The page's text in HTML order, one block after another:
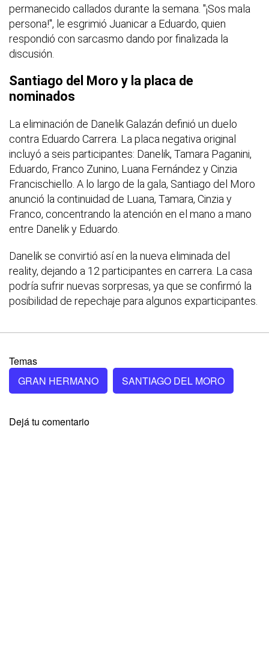
permanecido callados durante la semana. "¡Sos mala
persona!", le esgrimió Juanicar a Eduardo, quien
respondió con sarcasmo dando por finalizada la
discusión.
Santiago del Moro y la placa de
nominados
La eliminación de Danelik Galazán definió un duelo
contra Eduardo Carrera. La placa negativa original
incluyó a seis participantes: Danelik, Tamara Paganini,
Eduardo, Franco Zunino, Luana Fernández y Cinzia
Francischiello. A lo largo de la gala, Santiago del Moro
anunció la continuidad de Luana, Tamara, Cinzia y
Franco, concentrando la atención en el mano a mano
entre Danelik y Eduardo.
Danelik se convirtió así en la nueva eliminada del
reality, dejando a 12 participantes en carrera. La casa
podría sufrir nuevas sorpresas, ya que se confirmó la
posibilidad de repechaje para algunos exparticipantes.
Temas
GRAN HERMANO
SANTIAGO DEL MORO
Dejá tu comentario